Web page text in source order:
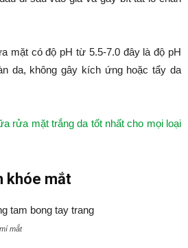
mặt có độ pH từ 5.5-7.0 đây là độ pH
da, không gây kích ứng hoặc tẩy da
rửa mặt trắng da tốt nhất cho mọi loại
khóe mắt
mắt